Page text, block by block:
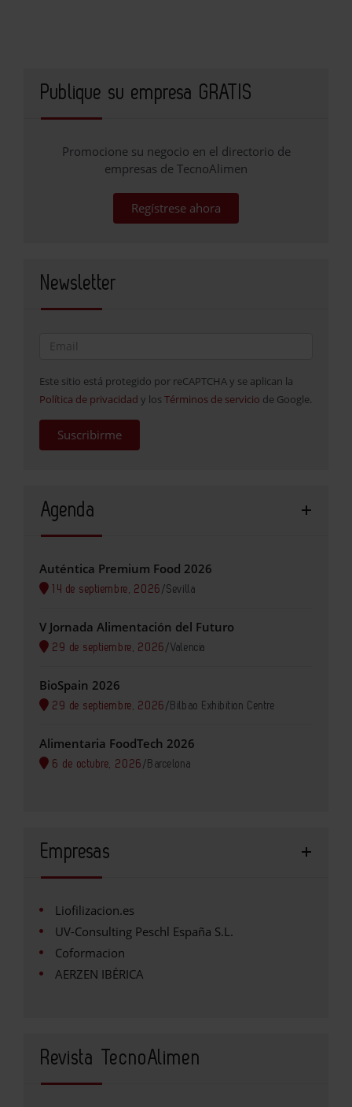
Publique su empresa GRATIS
Promocione su negocio en el directorio de
empresas de TecnoAlimen
Regístrese ahora
Newsletter
Este sitio está protegido por reCAPTCHA y se aplican la
Política de privacidad y los Términos de servicio de Google.
Suscribirme
Agenda
Auténtica Premium Food 2026
14 de septiembre, 2026 /Sevilla
V Jornada Alimentación del Futuro
29 de septiembre, 2026 /Valencia
BioSpain 2026
29 de septiembre, 2026 / Bilbao Exhibition Centre
Alimentaria FoodTech 2026
6 de octubre, 2026 / Barcelona
Empresas
Liofilizacion.es
UV-Consulting Peschl España S.L.
Coformacion
AERZEN IBÉRICA
Revista TecnoAlimen